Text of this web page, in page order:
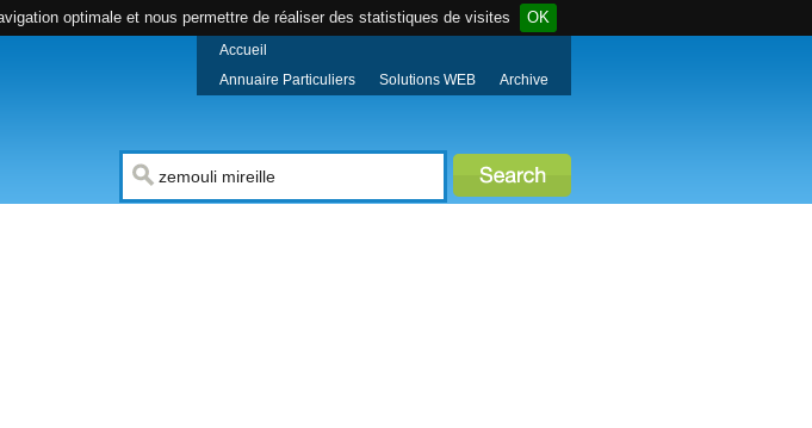
optimale et nous permettre de réaliser des statistiques de visites OK
Accueil
Annuaire Particuliers
Solutions WEB Archive